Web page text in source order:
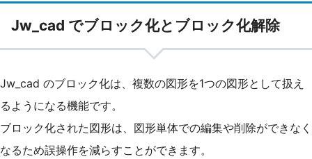
Jw_cad でブロック化とブロック化解除
Jw_cad のブロック化は、複数の図形を1つの図形として扱え
るようになる機能です。
ブロック化された図形は、図形単体での編集や削除ができなく
なるため誤操作を減らすことができます。